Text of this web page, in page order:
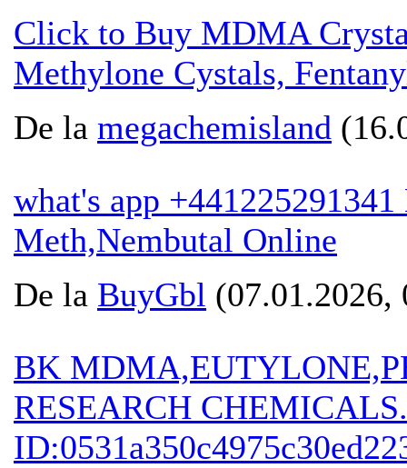
Click to Buy MDMA
Methylone Cystals,
De la megachemisland
what's app
Meth,Nembutal Online
De la BuyGbl (07.01.2026,
BK
RESEARCH